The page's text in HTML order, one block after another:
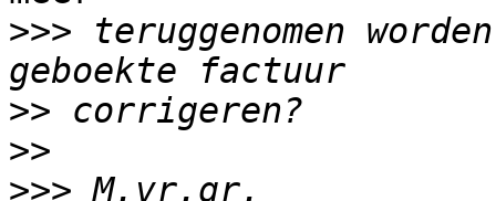
>>> teruggenomen
>>
>>
>>>